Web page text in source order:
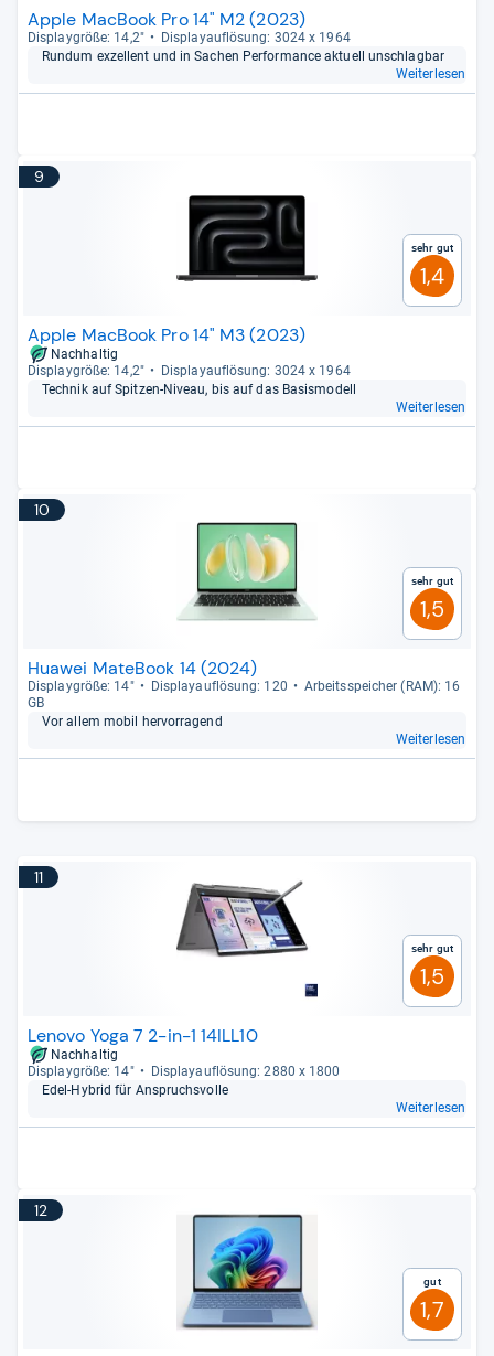
Apple MacBook Pro 14" M2 (2023)
Dis­play­größe: 14,2"
Dis­pla­yauf­lö­sung: 3024 x 1964
Rundum exzel­lent und in Sachen Per­for­mance aktu­ell unschlag­bar
Weiterlesen
9
Sehr gut
1,4
Apple MacBook Pro 14" M3 (2023)
Nachhaltig
Dis­play­größe: 14,2"
Dis­pla­yauf­lö­sung: 3024 x 1964
Tech­nik auf Spit­zen-​Niveau, bis auf das Basis­mo­dell
Weiterlesen
10
Sehr gut
1,5
Huawei MateBook 14 (2024)
Dis­play­größe: 14" Dis­pla­yauf­lö­sung: 120
Arbeitsspei­cher (RAM): 16
GB
Vor allem mobil her­vor­ra­gend
Weiterlesen
11
Sehr gut
1,5
Lenovo Yoga 7 2-in-1 14ILL10
Nachhaltig
Dis­play­größe: 14"
Dis­pla­yauf­lö­sung: 2880 x 1800
Edel-​Hybrid für Anspruchs­volle
Weiterlesen
12
Gut
1,7